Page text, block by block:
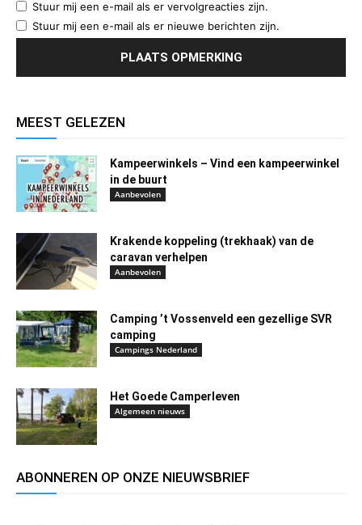
Stuur mij een e-mail als er vervolgreacties zijn.
Stuur mij een e-mail als er nieuwe berichten zijn.
MEEST GELEZEN
Kampeerwinkels – Vind een kampeerwinkel
in de buurt
Aanbevolen
Krakende koppeling (trekhaak) van de
caravan verhelpen
Aanbevolen
Camping ’t Vossenveld een gezellige SVR
camping
Campings Nederland
Het Goede Camperleven
Algemeen nieuws
ABONNEREN OP ONZE NIEUWSBRIEF